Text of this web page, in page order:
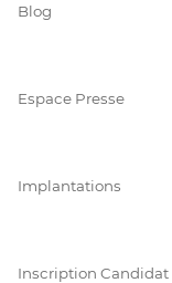
Blog
Espace Presse
Implantations
Inscription Candidat